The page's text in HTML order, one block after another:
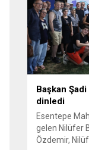
Panayır
Caddesi’nde
Başkan
dinledi
Esentepe
gelen Nilüfer
Özdemir,